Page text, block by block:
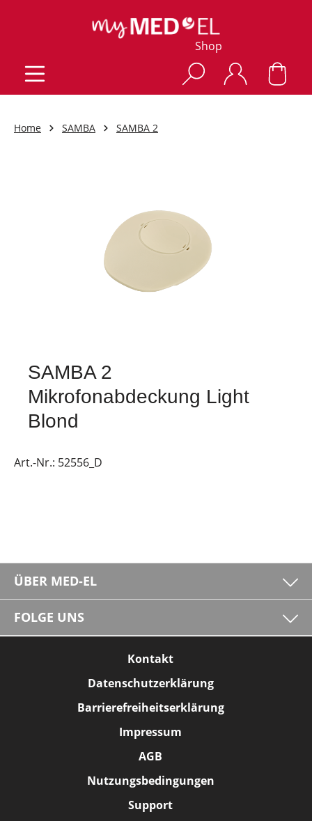
Shop
Home SAMBA SAMBA 2
SAMBA 2
Mikrofonabdeckung Light
Blond
Art.-Nr.: 52556_D
ÜBER MED-EL
FOLGE UNS
Kontakt
Datenschutzerklärung
Barrierefreiheitserklärung
Impressum
AGB
Nutzungsbedingungen
Support